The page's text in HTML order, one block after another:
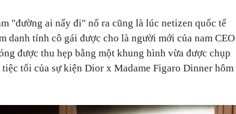
"đường ai nấy đi" nổ ra cũng là lúc netizen quốc tế
danh tính cô gái được cho là người mới của nam CEO
được thu hẹp bằng một khung hình vừa được chụp
tối của sự kiện Dior x Madame Figaro Dinner hôm